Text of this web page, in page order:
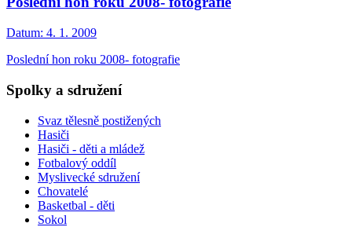
Datum: 4. 1. 2009
Poslední hon roku 2008- fotografie
Spolky a sdružení
Svaz tělesně postižených
Hasiči
Hasiči - děti a mládež
Fotbalový oddíl
Myslivecké sdružení
Chovatelé
Basketbal - děti
Sokol